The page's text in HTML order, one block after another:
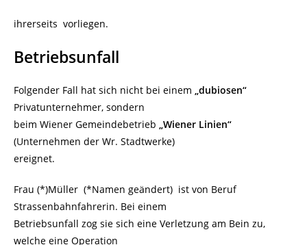
ihrerseits vorliegen.
Betriebsunfall
Folgender Fall hat sich nicht bei einem „dubiosen“
Privatunternehmer, sondern
beim Wiener Gemeindebetrieb „Wiener Linien“
(Unternehmen der Wr. Stadtwerke)
ereignet.
Frau (*)Müller (*Namen geändert) ist von Beruf
Strassenbahnfahrerin. Bei einem
Betriebsunfall zog sie sich eine Verletzung am Bein zu,
welche eine Operation